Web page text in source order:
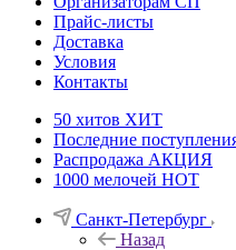
Прайс-листы
Доставка
Условия
Контакты
50 хитов ХИТ
Последние
Распродажа АКЦИЯ
1000 мелочей HOT
Санкт-Петербург
Назад